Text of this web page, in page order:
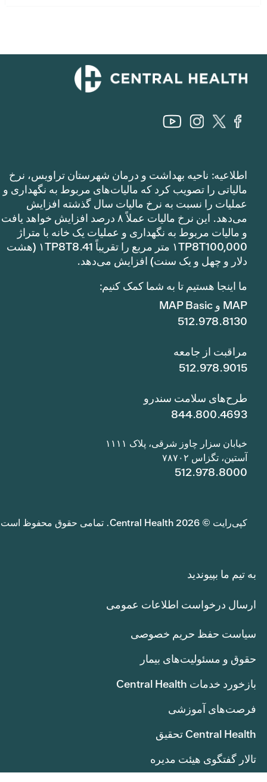
اطلاعیه: ناحیه بهداشت و درمان شهرستان تراویس، نرخ
مالیاتی را تصویب کرد که مالیات‌های مربوط به نگهداری و
عملیات را نسبت به نرخ مالیات سال گذشته افزایش
می‌دهد. این نرخ مالیات عملاً ۸ درصد افزایش خواهد یافت
و مالیات مربوط به نگهداری و عملیات یک خانه با متراژ
۱TP8T100,000 متر مربع را تقریباً ۱TP8T8.41 (هشت
دلار و چهل و یک سنت) افزایش می‌دهد.
ما اینجا هستیم تا به شما کمک کنیم:
MAP و MAP Basic
512.978.8130
مراقبت از جامعه
512.978.9015
طرح‌های سلامت سندرو
844.800.4693
خیابان سزار چاوز شرقی، پلاک ۱۱۱۱
آستین، تگزاس ۷۸۷۰۲
512.978.8000
کپی‌رایت © 2026 Central Health. تمامی حقوق محفوظ است.
به تیم ما بپیوندید
ارسال درخواست اطلاعات عمومی
سیاست حفظ حریم خصوصی
حقوق و مسئولیت‌های بیمار
بازخورد خدمات Central Health
فرصت‌های آموزشی
Central Health تحقیق
تالار گفتگوی هیئت مدیره